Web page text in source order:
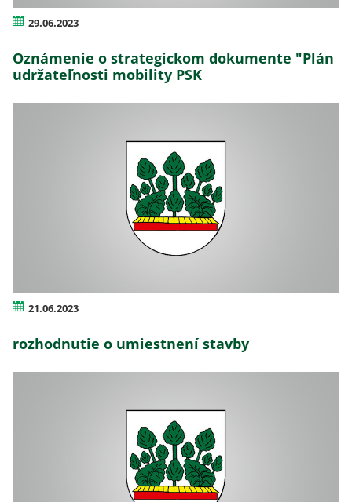
29.06.2023
Oznámenie o strategickom dokumente "Plán
udržateľnosti mobility PSK
21.06.2023
rozhodnutie o umiestnení stavby